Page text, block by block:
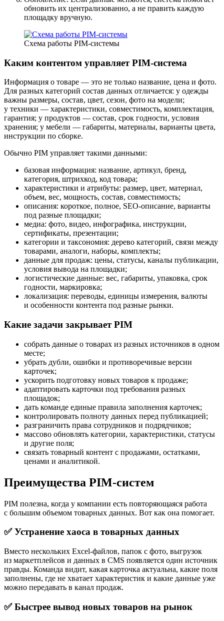
обновить их централизованно, а не править каждую
площадку вручную.
Схема работы PIM-системы
Каким контентом управляет PIM-система
Информация о товаре — это не только название, цена и фото.
Для разных категорий состав данных отличается: у одежды
важны размеры, состав, цвет, сезон, фото на модели;
у техники — характеристики, совместимость, комплектация,
гарантия; у продуктов — состав, срок годности, условия
хранения; у мебели — габариты, материалы, варианты цвета,
инструкции по сборке.
Обычно PIM управляет такими данными:
базовая информация: название, артикул, бренд,
категория, штрихкод, код товара;
характеристики и атрибуты: размер, цвет, материал,
объем, вес, мощность, состав, совместимость;
описания: короткое, полное, SEO-описание, варианты
под разные площадки;
медиа: фото, видео, инфографика, инструкции,
сертификаты, презентации;
категории и таксономия: дерево категорий, связи между
товарами, аналоги, наборы, комплекты;
данные для продаж: цены, статусы, каналы публикации,
условия вывода на площадки;
логистические данные: вес, габариты, упаковка, срок
годности, маркировка;
локализация: переводы, единицы измерения, валюты
и особенности контента под разные рынки.
Какие задачи закрывает PIM
собрать данные о товарах из разных источников в одном
месте;
убрать дубли, ошибки и противоречивые версии
карточек;
ускорить подготовку новых товаров к продаже;
адаптировать карточки под требования разных
площадок;
дать команде единые правила заполнения карточек;
контролировать полноту данных перед публикацией;
разграничить права сотрудников и подрядчиков;
массово обновлять категории, характеристики, статусы
и другие поля;
связать товарный контент с продажами, остатками,
ценами и аналитикой.
Преимущества PIM-систем
PIM полезна, когда у компании есть повторяющаяся работа
с большим объемом товарных данных. Вот как она помогает.
✅ Устранение хаоса в товарных данных
Вместо нескольких Excel-файлов, папок с фото, выгрузок
из маркетплейсов и данных в CMS появляется один источник
правды. Команда видит, какая карточка актуальна, какие поля
заполнены, где не хватает характеристик и какие данные уже
можно передавать в канал продаж.
✅ Быстрее вывод новых товаров на рынок